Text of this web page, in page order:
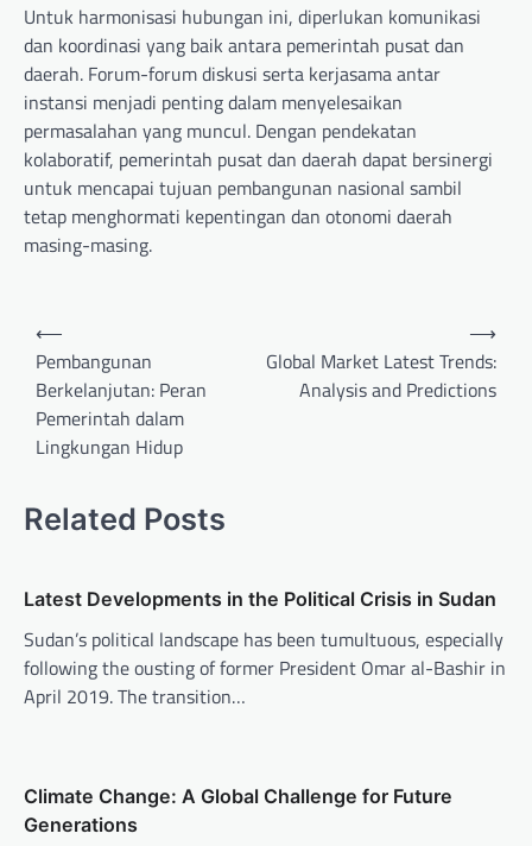
Untuk harmonisasi hubungan ini, diperlukan komunikasi
dan koordinasi yang baik antara pemerintah pusat dan
daerah. Forum-forum diskusi serta kerjasama antar
instansi menjadi penting dalam menyelesaikan
permasalahan yang muncul. Dengan pendekatan
kolaboratif, pemerintah pusat dan daerah dapat bersinergi
untuk mencapai tujuan pembangunan nasional sambil
tetap menghormati kepentingan dan otonomi daerah
masing-masing.
a
g
a
t
n
⟵
Pembangunan
Berkelanjutan: Peran
Pemerintah dalam
Lingkungan Hidup
Global Market Latest Trends:
Analysis and Predictions
⟶
Related Posts
Latest Developments in the Political Crisis in Sudan
Sudan’s political landscape has been tumultuous, especially
following the ousting of former President Omar al-Bashir in
April 2019. The transition…
Climate Change: A Global Challenge for Future
Generations